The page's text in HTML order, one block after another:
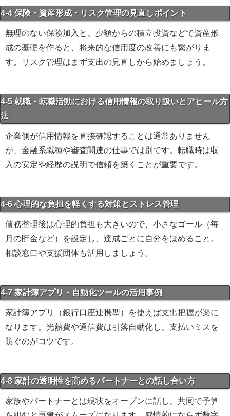
4-4 保険・資産形成・リスク管理の見直しポイント
無理のない保険加入と、少額からの積立投資などで資産形
成の基礎を作ると、将来的な信用度の改善にも繋がりま
す。リスク管理はまず支出の見直しから始めましょう。
4-5 就職・転職活動における信用情報の取り扱いとアピール方
法
企業側が信用情報を直接確認することは通常ありません
が、金融系職種や審査関連の仕事では別です。転職時は収
入の安定や経歴の説明で信頼を築くことが重要です。
4-6 心理的な負担を軽くする対策とストレス管理
債務整理後は心理的負担も大きいので、小さなゴール（毎
月の貯金など）を設定し、達成ごとに自分をほめること。
相談窓口や支援団体も活用しましょう。
4-7 家計簿アプリ・自動化ツールの活用事例
家計簿アプリ（銀行口座連携型）を使えば支出把握が楽に
なります。光熱費や通信費は引落自動化し、支払いミスを
防ぐのがコツです。
4-8 家計の透明性を高めるパートナーとの話し合い方
家族やパートナーとは現状をオープンに話し、共同で予算